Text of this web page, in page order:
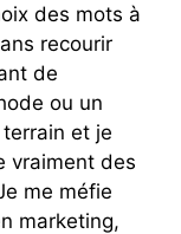
des mots à
recourir
de
ou un
et je
vraiment des
me méfie
marketing,